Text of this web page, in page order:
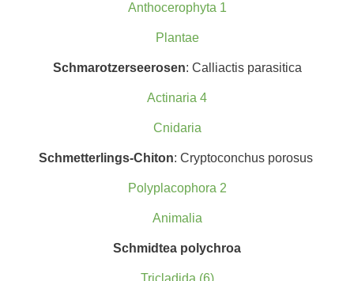
Anthocerophyta 1
Plantae
Schmarotzerseerosen: Calliactis parasitica
Actinaria 4
Cnidaria
Schmetterlings-Chiton: Cryptoconchus porosus
Polyplacophora 2
Animalia
Schmidtea polychroa
Tricladida (6)